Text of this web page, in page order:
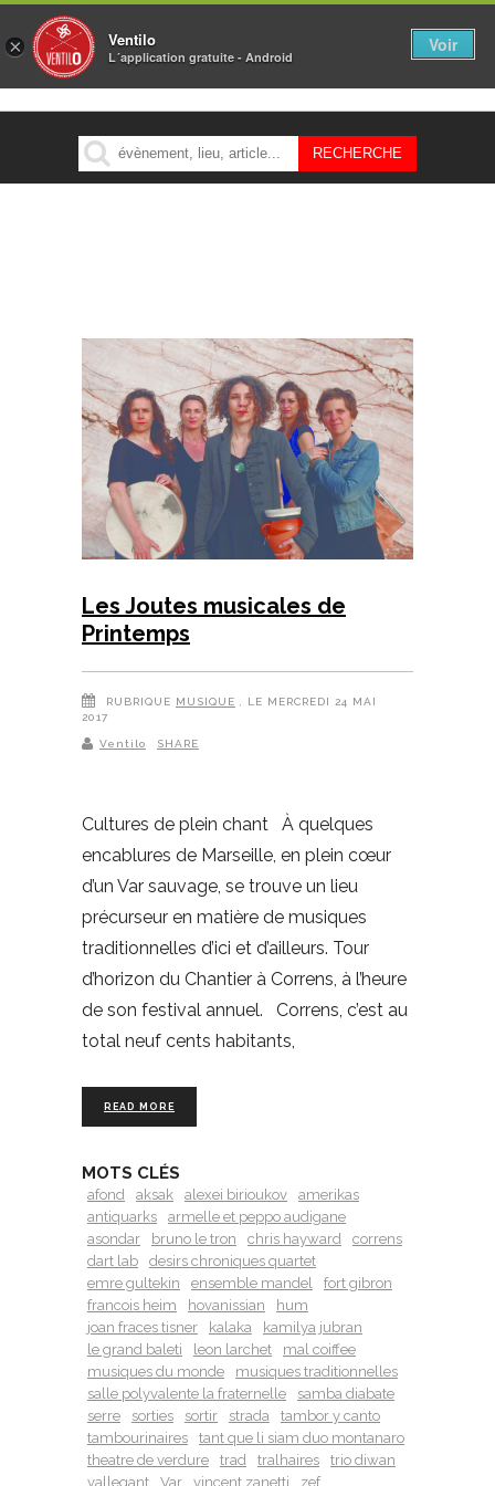
MENU
Les Joutes musicales de
Printemps
RUBRIQUE MUSIQUE
, LE MERCREDI 24 MAI
2017
Ventilo SHARE
Cultures de plein chant À quelques
encablures de Marseille, en plein cœur
d’un Var sauvage, se trouve un lieu
précurseur en matière de musiques
traditionnelles d’ici et d’ailleurs. Tour
d’horizon du Chantier à Correns, à l’heure
de son festival annuel. Correns, c’est au
total neuf cents habitants,
READ MORE
MOTS CLÉS
afond aksak alexei birioukov
amerikas
antiquarks
armelle et peppo audigane
asondar
bruno le tron chris hayward
correns
dart lab
desirs chroniques quartet
emre gultekin
ensemble mandel
fort gibron
francois heim
hovanissian
hum
joan fraces tisner
kalaka
kamilya jubran
le grand baleti
leon larchet
mal coiffee
musiques du monde
musiques traditionnelles
salle polyvalente la fraternelle
samba diabate
serre
sorties sortir strada
tambor y canto
tambourinaires
tant que li siam duo montanaro
theatre de verdure
trad tralhaires
trio diwan
vallegant
Var vincent zanetti zef
× Ventilo
L´application gratuite - Android
Voir